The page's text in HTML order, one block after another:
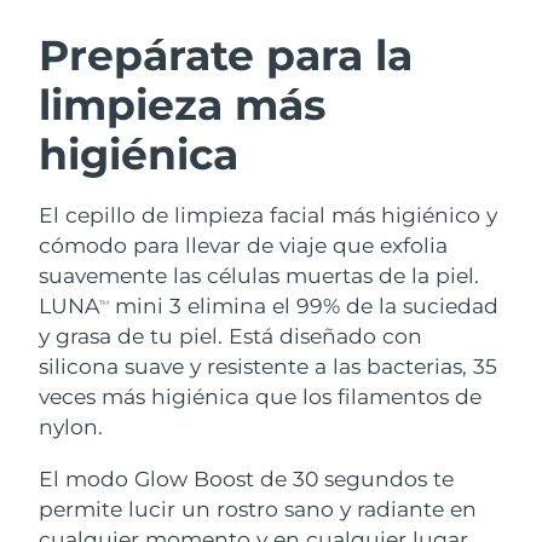
Prepárate para la
limpieza más
higiénica
El cepillo de limpieza facial más higiénico y
cómodo para llevar de viaje que exfolia
suavemente las células muertas de la piel.
LUNATM
mini 3 elimina el 99% de la suciedad
y grasa de tu piel. Está diseñado con
silicona suave y resistente a las bacterias, 35
veces más higiénica que los filamentos de
nylon.
El modo Glow Boost de 30 segundos te
permite lucir un rostro sano y radiante en
Limpieza facial
Anti-aging massage
LUNA™ 4 Plus
Massage, LED heating
Microcurrent toning
BEAR™ 2 go
Microcurrent toning on-the-go
Hidratación
UFO™ 3 pack
Deep facial hydration
Near-infrared and red light therapy
device
Cuidado bucal
issa™ 4
Hybrid silicone sonic toothbrush
Smart hybrid silicone sonic toothbrush
TRATAMIENTO ANTIEDAD FAQ™
Antiedad Tratamientos LED
Austria Entrega prevista
Baréin Entrega prevista
Bélgica
Bermudas Entrega prevista8/16/26
Bosnia y Herzegovina Entrega prevista 8/13/26
Bulgaria Entrega prevista8/10/26
Canadá
Chile Entrega prevista8/14/26